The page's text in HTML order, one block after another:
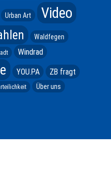
Urban Art Video
Waldfegen
Windrad
YOU.PA ZB fragt
Über uns